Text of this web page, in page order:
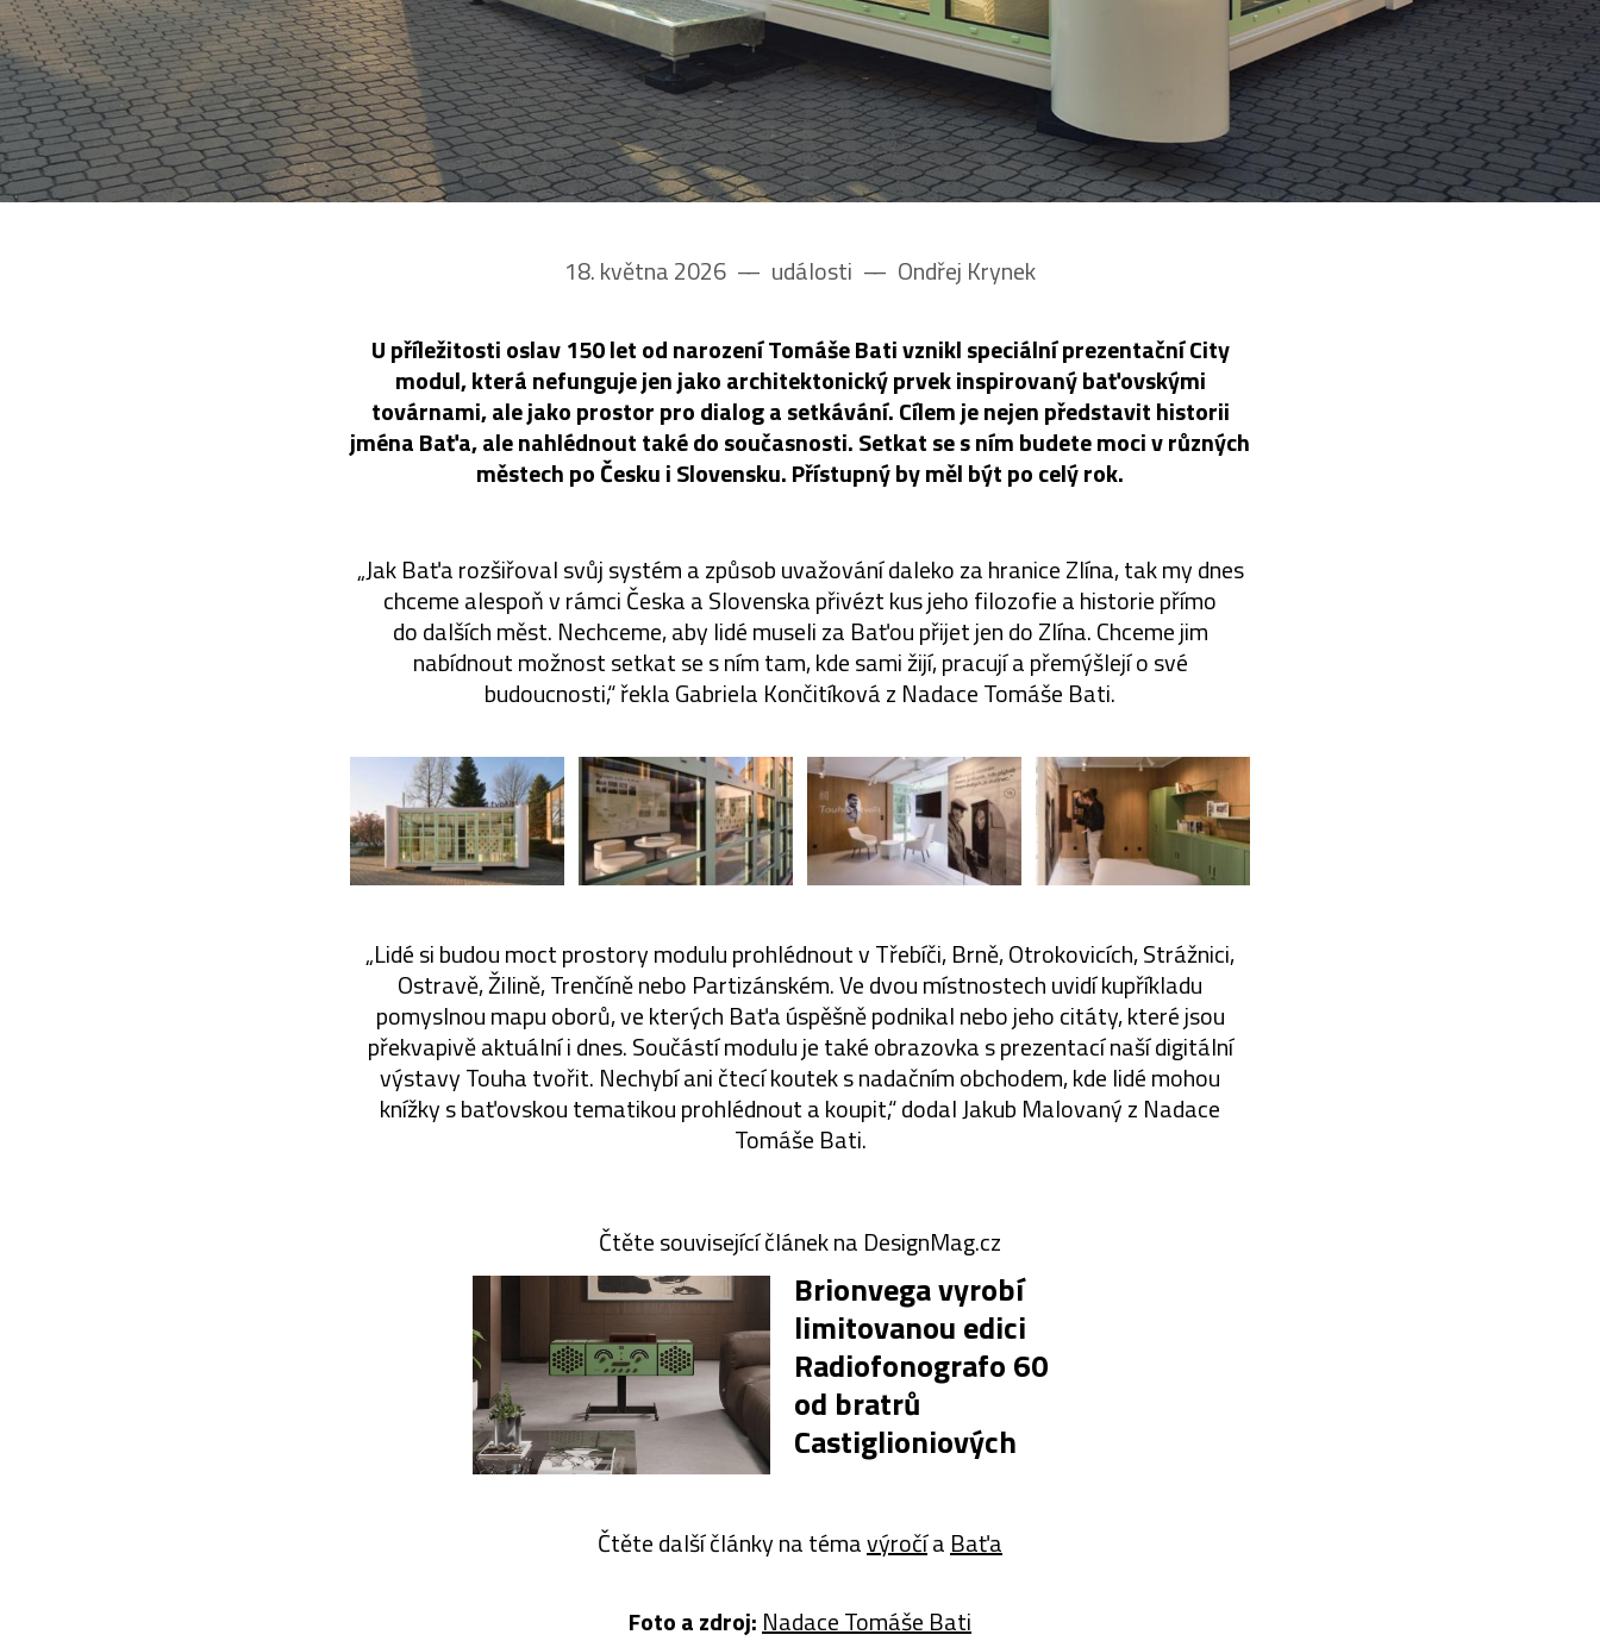
18. května 2026 –– události –– Ondřej Krynek
U příležitosti oslav 150 let od narození Tomáše Bati vznikl speciální prezentační City
modul, která nefunguje jen jako architektonický prvek inspirovaný baťovskými
továrnami, ale jako prostor pro dialog a setkávání. Cílem je nejen představit historii
jména Baťa, ale nahlédnout také do současnosti. Setkat se s ním budete moci v různých
městech po Česku i Slovensku. Přístupný by měl být po celý rok.
„Jak Baťa rozšiřoval svůj systém a způsob uvažování daleko za hranice Zlína, tak my dnes
chceme alespoň v rámci Česka a Slovenska přivézt kus jeho filozofie a historie přímo
do dalších měst. Nechceme, aby lidé museli za Baťou přijet jen do Zlína. Chceme jim
nabídnout možnost setkat se s ním tam, kde sami žijí, pracují a přemýšlejí o své
budoucnosti,“ řekla Gabriela Končitíková z Nadace Tomáše Bati.
„Lidé si budou moct prostory modulu prohlédnout v Třebíči, Brně, Otrokovicích, Strážnici,
Ostravě, Žilině, Trenčíně nebo Partizánském. Ve dvou místnostech uvidí kupříkladu
pomyslnou mapu oborů, ve kterých Baťa úspěšně podnikal nebo jeho citáty, které jsou
překvapivě aktuální i dnes. Součástí modulu je také obrazovka s prezentací naší digitální
výstavy Touha tvořit. Nechybí ani čtecí koutek s nadačním obchodem, kde lidé mohou
knížky s baťovskou tematikou prohlédnout a koupit,“ dodal Jakub Malovaný z Nadace
Tomáše Bati.
Čtěte související článek na DesignMag.cz
Brionvega vyrobí
limitovanou edici
Radiofonografo 60
od bratrů
Castiglioniových
Čtěte další články na témavýročía Baťa
Foto a zdroj: Nadace Tomáše Bati